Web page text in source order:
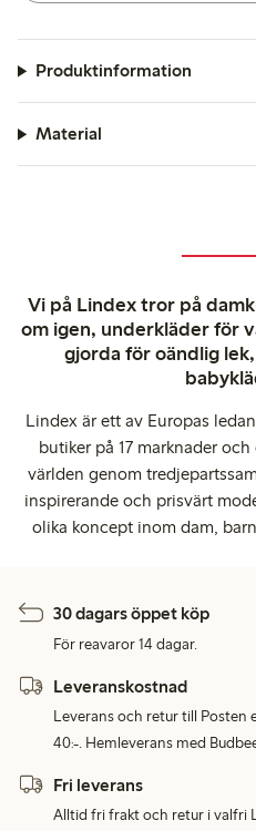
Produktinformation
Material
Vi på Lindex tror på
om igen, underkläder för
gjorda för oändlig
Lindex är ett av Europas
butiker på 17 marknader
världen genom
inspirerande och prisvärt
olika koncept inom dam,
30 dagars öppet köp
För reavaror 14 dagar.
Leveranskostnad
Leverans och retur till Posten
40:-. Hemleverans med
Fri leverans
Alltid fri frakt och retur i valfri